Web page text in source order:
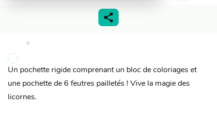
Un pochette rigide comprenant un bloc de coloriages et
une pochette de 6 feutres pailletés ! Vive la magie des
licornes.